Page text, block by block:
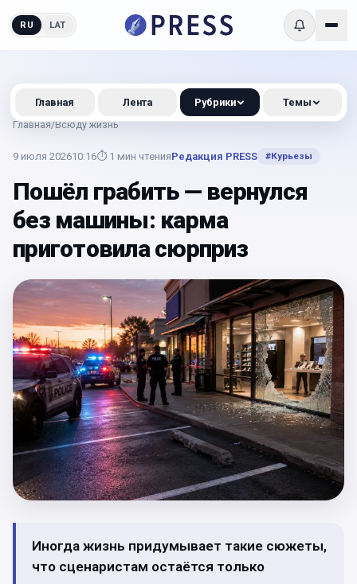
RU LAT
Главная/Всюду жизнь
9 июля 202610:16⏱ 1 мин чтенияРедакция PRESS #Курьезы
Пошёл грабить — вернулся
без машины: карма
приготовила сюрприз
Иногда жизнь придумывает такие сюжеты,
что сценаристам остаётся только
Главная Лента Рубрики Темы